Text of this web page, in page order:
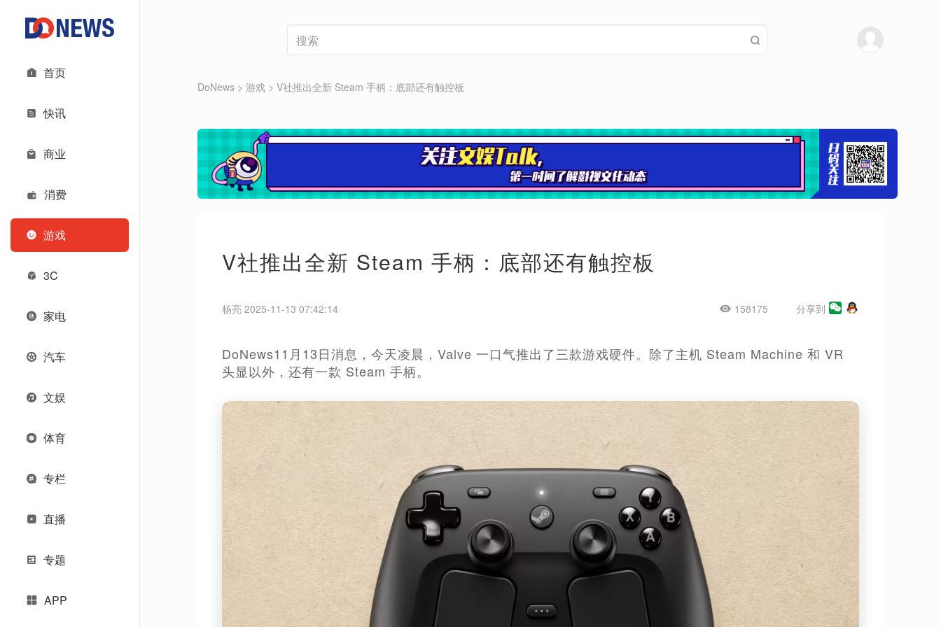
首页
快讯
商业
消费
游戏
3C
家电
汽车
文娱
体育
专栏
直播
专题
APP
DoNews > 游戏 > V社推出全新 Steam 手柄：底部还有触控板
V社推出全新 Steam 手柄：底部还有触控板
杨亮 2025-11-13 07:42:14 158175 分享到
DoNews11月13日消息，今天凌晨，Valve 一口气推出了三款游戏硬件。除了主机 Steam Machine 和 VR
头显以外，还有一款 Steam 手柄。